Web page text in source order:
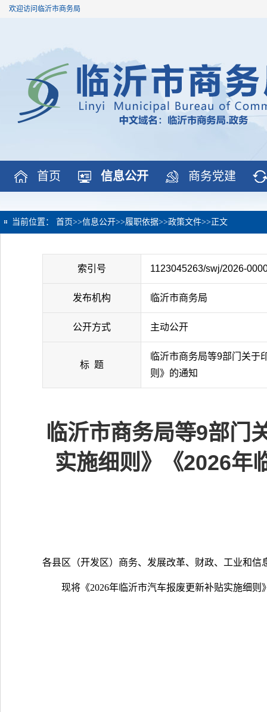
欢迎访问临沂市商务局
首页 信息公开 商务党建
当前位置： 首页>>信息公开>>履职依据>>政策文件>>正文
索引号 1123045263/swj/2026-
发布机构 临沂市商务局
公开方式 主动公开
标 题
临沂市商务局等9部门关于
则》的通知
临沂市商务局等9部门
实施细则》《2026年
各县区（开发区）商务、发展改革、财政、工业和
现将《2026年临沂市汽车报废更新补贴实施细